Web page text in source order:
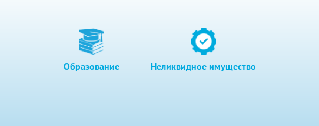
Образование Неликвидное имущество